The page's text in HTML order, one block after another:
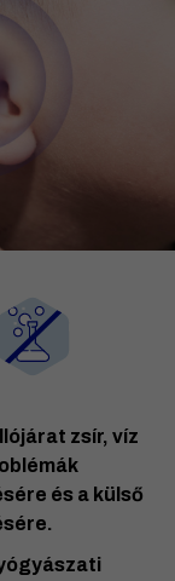
zsír, víz
és a külső